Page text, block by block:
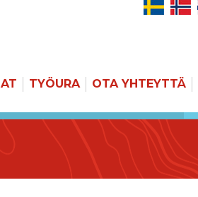
TYÖURA OTA YHTEYTTÄ